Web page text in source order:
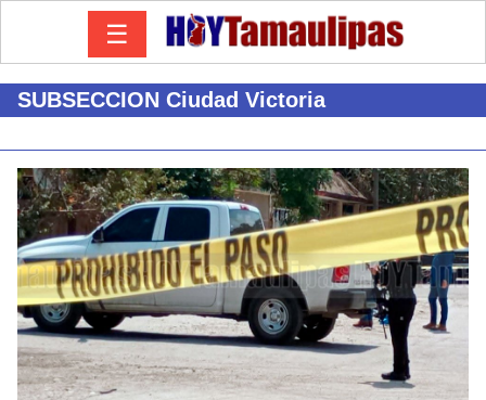
☰
SUBSECCION Ciudad Victoria